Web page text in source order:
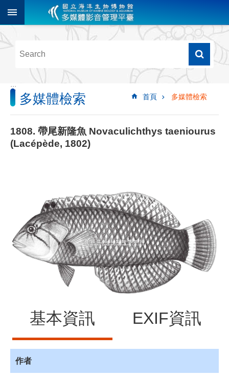
跳到主要內容區塊
階
尋
多
媒
檢
索
源
務
會
員
:::
首頁 多媒體檢索
多媒體檢索
1808. 帶尾新隆魚 Novaculichthys taeniourus
(Lacépède, 1802)
基本資訊 EXIF資訊
作者